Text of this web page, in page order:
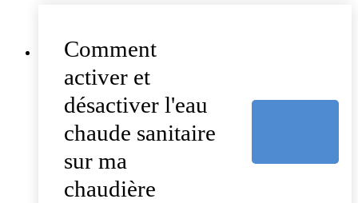
Comment
activer et
désactiver l'eau
chaude sanitaire
sur ma
chaudière